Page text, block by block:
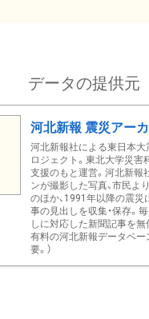
データの提供元
河北新報 震災アー
河北新報社による東日本
ロジェクト。東北大学災害
支援のもと運営。河北新報
ンが撮影した写真、市民よ
のほか、1991年以降の震
事の見出しを収集・保存。
しに対応した新聞記事を無
有料の河北新報データベー
要。）